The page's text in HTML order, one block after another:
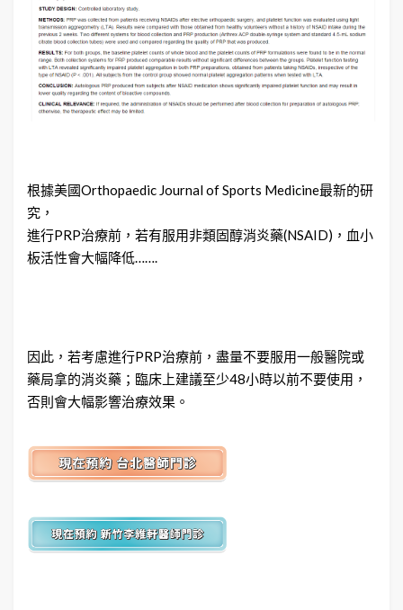
根據美國Orthopaedic Journal of Sports Medicine最新的研
究，
進行PRP治療前，若有服用非類固醇消炎藥(NSAID)，血小
板活性會大幅降低…….
因此，若考慮進行PRP治療前，盡量不要服用一般醫院或
藥局拿的消炎藥；臨床上建議至少48小時以前不要使用，
否則會大幅影響治療效果。